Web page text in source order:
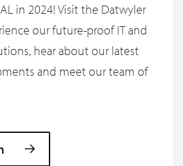
in 2024! Visit the Datwyler
our future-proof IT and
hear about our latest
and meet our team of